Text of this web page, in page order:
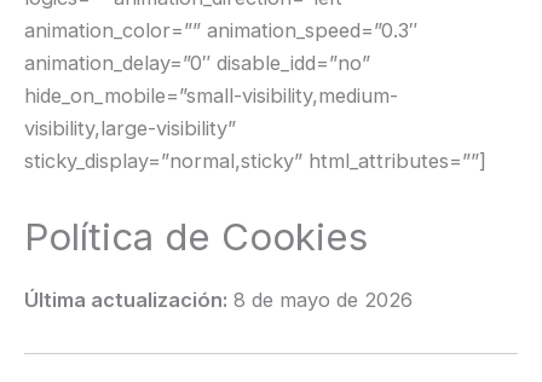
animation_color=”” animation_speed=”0.3″
animation_delay=”0″ disable_idd=”no”
hide_on_mobile=”small-visibility,medium-
visibility,large-visibility”
sticky_display=”normal,sticky” html_attributes=””]
Política de Cookies
Última actualización: 8 de mayo de 2026